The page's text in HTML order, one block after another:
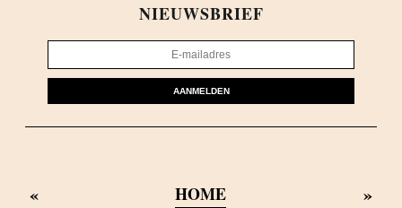
NIEUWSBRIEF
AANMELDEN
« HOME »